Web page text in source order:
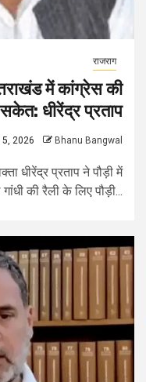
राजराग
में कांग्रेस की
धीरेंद्र प्रताप
2026 Bhanu Bangwal
धीरेंद्र प्रताप ने पौड़ी में
की रैली के लिए पौड़ी...